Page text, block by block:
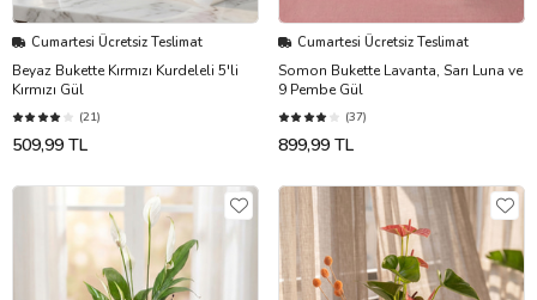
Cumartesi Ücretsiz Teslimat
Beyaz Bukette Kırmızı Kurdeleli 5'li
Kırmızı Gül
(21)
509,99 TL
Cumartesi Ücretsiz Teslimat
Somon Bukette Lavanta, Sarı Luna ve
9 Pembe Gül
(37)
899,99 TL